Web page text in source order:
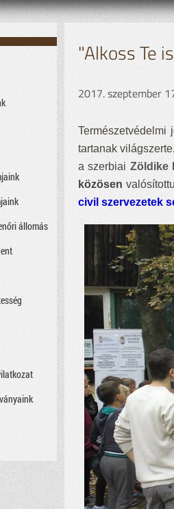
állomás
"Alkoss Te
2017. szeptember
tartanak
a szerbiai Zöldike
közösen
civil szervezetek